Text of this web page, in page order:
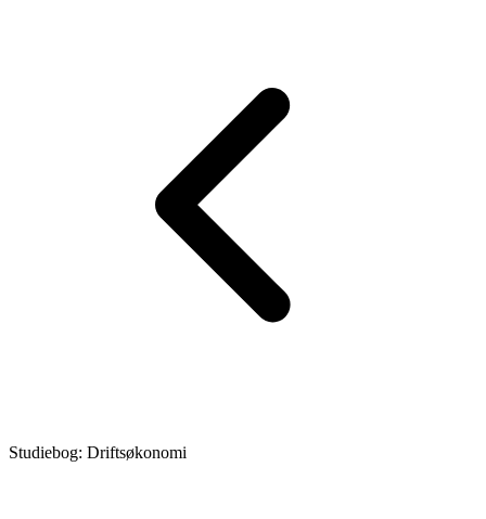
Studiebog: Driftsøkonomi